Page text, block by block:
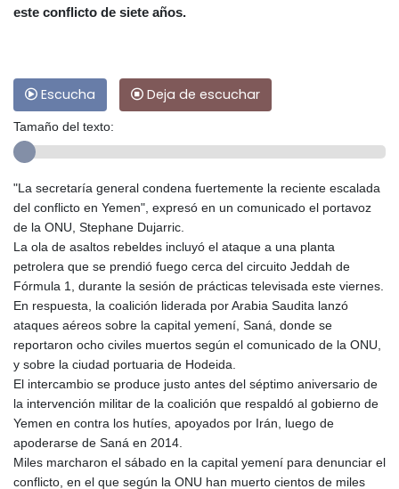
este conflicto de siete años.
Escucha Deja de escuchar
Tamaño del texto:
"La secretaría general condena fuertemente la reciente escalada
del conflicto en Yemen", expresó en un comunicado el portavoz
de la ONU, Stephane Dujarric.
La ola de asaltos rebeldes incluyó el ataque a una planta
petrolera que se prendió fuego cerca del circuito Jeddah de
Fórmula 1, durante la sesión de prácticas televisada este viernes.
En respuesta, la coalición liderada por Arabia Saudita lanzó
ataques aéreos sobre la capital yemení, Saná, donde se
reportaron ocho civiles muertos según el comunicado de la ONU,
y sobre la ciudad portuaria de Hodeida.
El intercambio se produce justo antes del séptimo aniversario de
la intervención militar de la coalición que respaldó al gobierno de
Yemen en contra los hutíes, apoyados por Irán, luego de
apoderarse de Saná en 2014.
Miles marcharon el sábado en la capital yemení para denunciar el
conflicto, en el que según la ONU han muerto cientos de miles